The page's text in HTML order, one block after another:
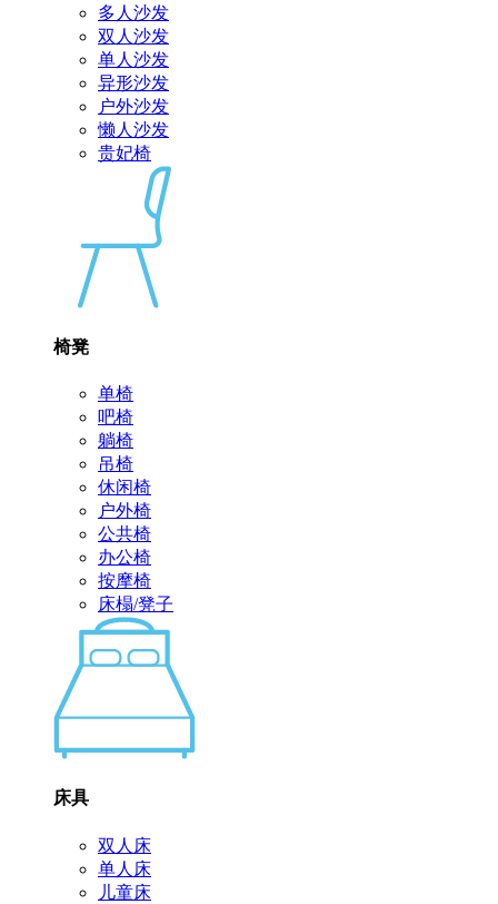
多人沙发
双人沙发
单人沙发
异形沙发
户外沙发
懒人沙发
贵妃椅
椅凳
单椅
吧椅
躺椅
吊椅
休闲椅
户外椅
公共椅
办公椅
按摩椅
床榻/凳子
床具
双人床
单人床
儿童床